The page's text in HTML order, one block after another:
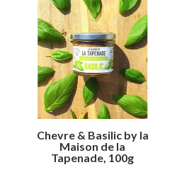
Chevre & Basilic by la
Maison de la
Tapenade, 100g